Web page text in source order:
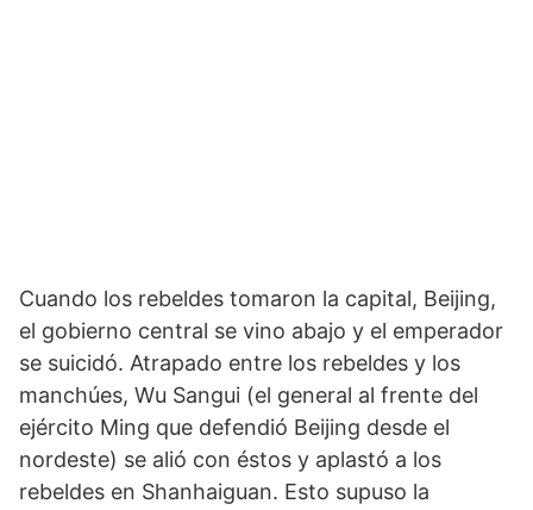
Cuando los rebeldes tomaron la ca­pital, Beijing,
el gobierno central se vino abajo y el emperador
se suicidó. Atrapado entre los rebeldes y los
manchúes, Wu Sangui (el general al frente del
ejército Ming que defendió Beijing desde el
nordes­te) se alió con éstos y aplastó a los
rebeldes en Shanhaiguan. Esto supuso la